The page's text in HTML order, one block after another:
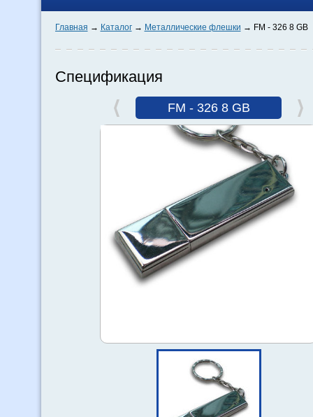
Главная Каталог Металлические флешки FM - 326 8 GB
Спецификация
FM - 326 8 GB